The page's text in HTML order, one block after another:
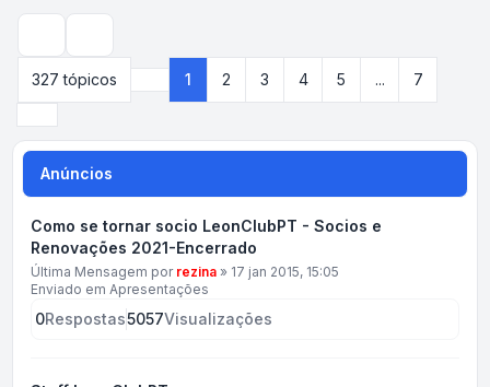
327 tópicos
Página de
1 2 3 4 5 ...
7
Anúncios
Como se tornar socio LeonClubPT - Socios e
Renovações 2021-Encerrado
Última Mensagem por rezina » 17 jan 2015, 15:05
Enviado em Apresentações
0Respostas5057Visualizações